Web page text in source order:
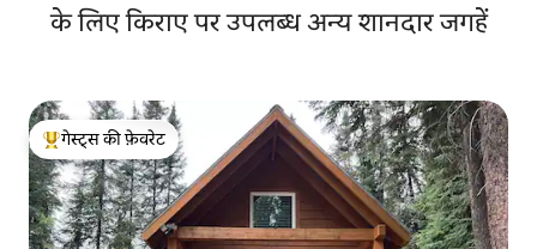
के लिए किराए पर उपलब्ध अन्य शानदार जगहें
गेस्ट्स का टॉप फ़ेवरेट
गेस्ट्स की फ़ेवरेट